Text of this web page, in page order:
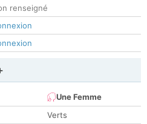
renseigné
Une Femme
Verts